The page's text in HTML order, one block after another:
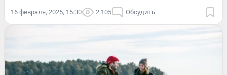
16 февраля, 2025, 15:30 2 105 Обсудить